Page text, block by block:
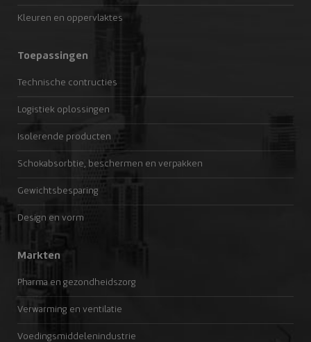
Kleuren en oppervlaktes
Toepassingen
Technische contructies
Logistiek oplossingen
Isolerende producten
Schokabsorbtie, beschermen en verpakken
Gewichtsbesparing
Design en vorm
Markten
Pharma en gezondheidszorg
Verwarming en ventilatie
Voedingsmiddelenindustrie